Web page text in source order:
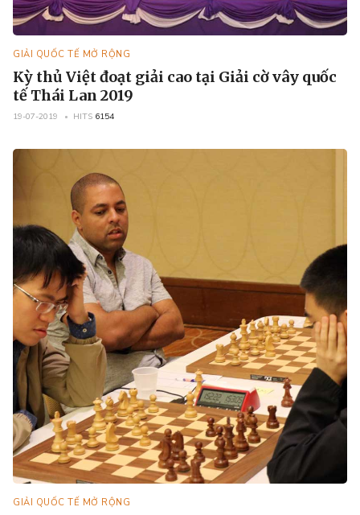
GIẢI QUỐC TẾ MỞ RỘNG
Kỳ thủ Việt đoạt giải cao tại Giải cờ vây quốc
tế Thái Lan 2019
19-07-2019 HITS 6154
GIẢI QUỐC TẾ MỞ RỘNG